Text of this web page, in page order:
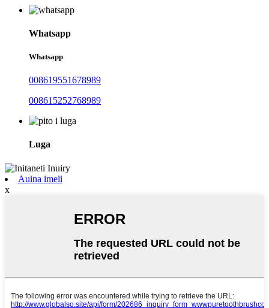
Whatsapp
Whatsapp
008619551678989
008615252768989
Luga
Auina imeli
x